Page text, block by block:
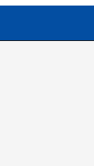
Menu principal